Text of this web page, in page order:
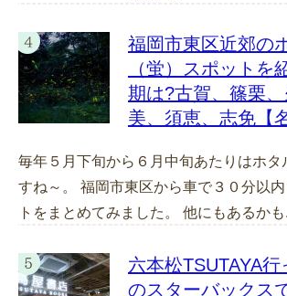
福岡市東区近郊の
（蛍）スポットを
期は?古賀、篠栗
美、須恵、志免【
毎年５月下旬から６月中旬あたりはホタ
すね～。 福岡市東区から車で３０分以
トをまとめてみました。 他にもあるかも
六本松TSUTAYA
のスターバックス